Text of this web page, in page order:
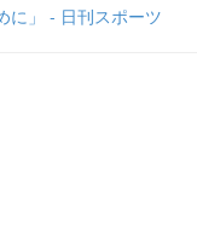
に」 - 日刊スポーツ